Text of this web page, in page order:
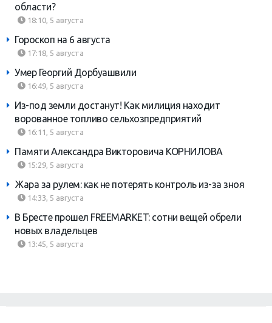
области?
18:10, 5 августа
Гороскоп на 6 августа
17:18, 5 августа
Умер Георгий Дорбуашвили
16:49, 5 августа
Из-под земли достанут! Как милиция находит
ворованное топливо сельхозпредприятий
16:11, 5 августа
Памяти Александра Викторовича КОРНИЛОВА
15:29, 5 августа
Жара за рулем: как не потерять контроль из-за зноя
14:33, 5 августа
В Бресте прошел FREEMARKET: сотни вещей обрели
новых владельцев
13:45, 5 августа